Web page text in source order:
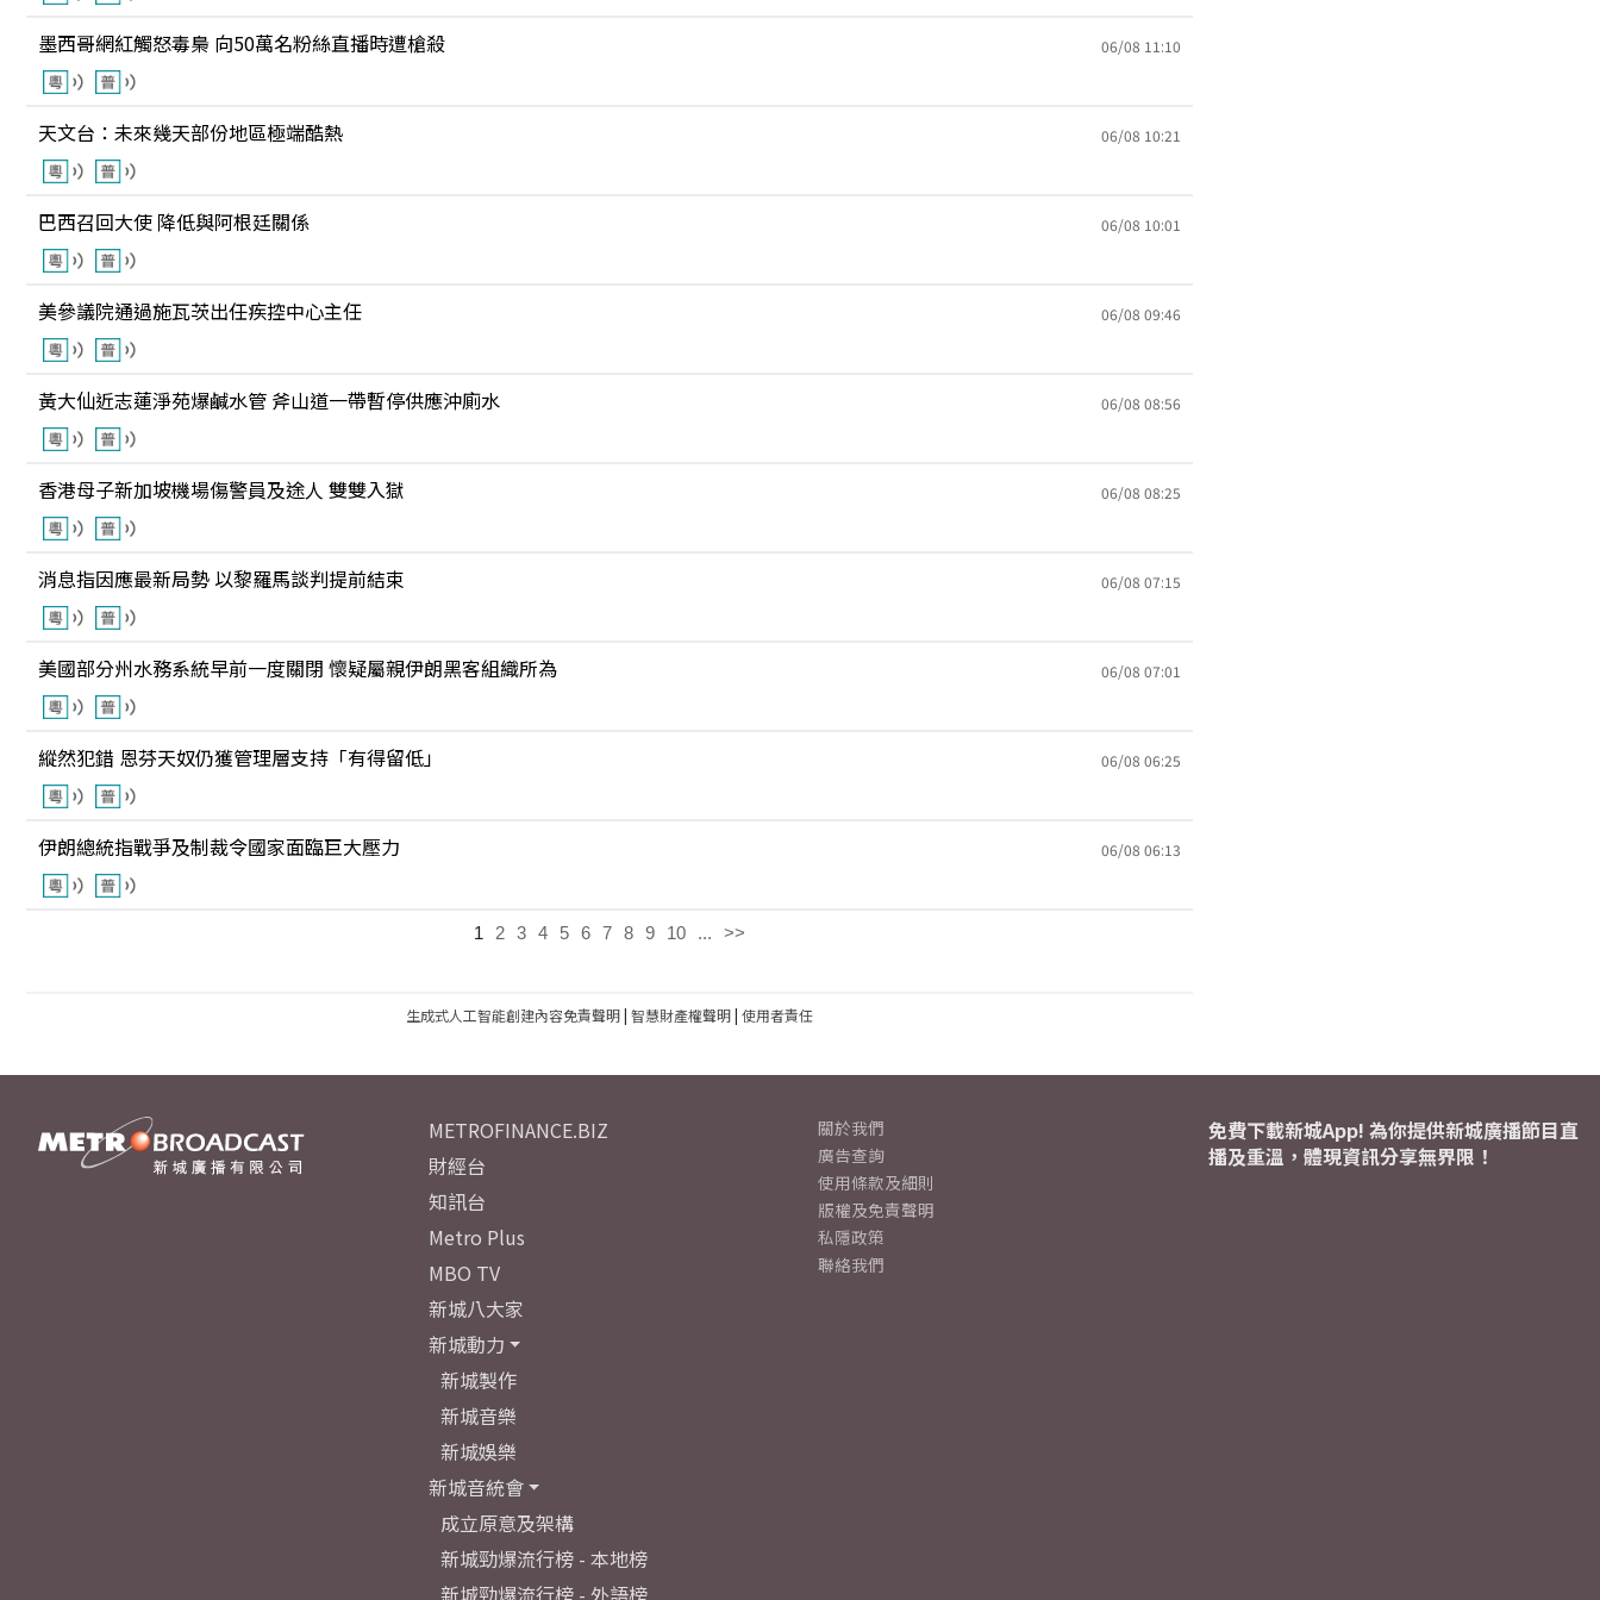
墨西哥網紅觸怒毒梟 向50萬名粉絲直播時遭槍殺 06/08 11:10
天文台：未來幾天部份地區極端酷熱 06/08 10:21
巴西召回大使 降低與阿根廷關係 06/08 10:01
美參議院通過施瓦茨出任疾控中心主任 06/08 09:46
黃大仙近志蓮淨苑爆鹹水管 斧山道一帶暫停供應沖廁水 06/08 08:56
香港母子新加坡機場傷警員及途人 雙雙入獄 06/08 08:25
消息指因應最新局勢 以黎羅馬談判提前結束 06/08 07:15
美國部分州水務系統早前一度關閉 懷疑屬親伊朗黑客組織所為 06/08 07:01
縱然犯錯 恩芬天奴仍獲管理層支持「有得留低」 06/08 06:25
伊朗總統指戰爭及制裁令國家面臨巨大壓力 06/08 06:13
1 2 3 4 5 6 7 8 9 10 ... >>
生成式人工智能創建內容免責聲明| 智慧財產權聲明| 使用者責任
METROFINANCE.BIZ
財經台
知訊台
Metro Plus
MBO TV
新城八大家
新城動力
新城製作
新城音樂
新城娛樂
新城音統會
成立原意及架構
新城勁爆流行榜 - 本地榜
新城勁爆流行榜 - 外語榜
關於我們
廣告查詢
使用條款及細則
版權及免責聲明
私隱政策
聯絡我們
免費下載新城App! 為你提供新城廣播節目直
播及重溫，體現資訊分享無界限！